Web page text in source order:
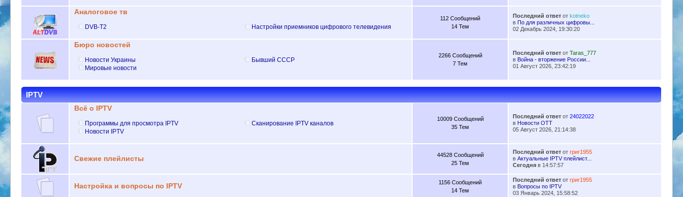
Аналоговое тв
DVB-T2 Настройки приемников цифрового телевидения
112 Сообщений
14 Тем
Последний ответот kotneko
в По для различных цифровы...
02 Декабрь 2024, 19:30:20
Бюро новостей
Новости Украины
Мировые новости
Бывший CCCP
2266 Сообщений
7 Тем
Последний ответот Taras_777
в Война - вторжение России...
01 Август 2026, 23:42:19
IPTV
Всё о IPTV
Программы для просмотра IPTV
Новости IPTV
Сканирование IPTV каналов
10009 Сообщений
35 Тем
Последний ответот 24022022
в Новости OTT
05 Август 2026, 21:14:38
Свежие плейлисты
44528 Сообщений
25 Тем
Последний ответот григ1955
в Актуальные IPTV плейлист...
Сегодняв 14:57:57
Настройка и вопросы по IPTV
1156 Сообщений
14 Тем
Последний ответот григ1955
в Вопросы по IPTV
03 Январь 2024, 15:58:52